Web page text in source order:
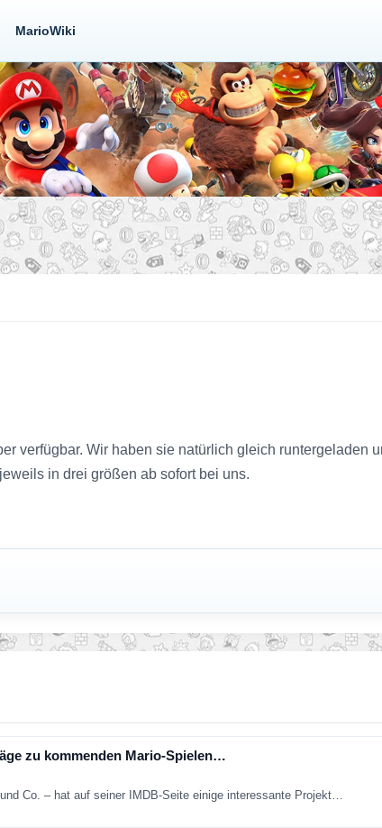
MarioWiki
verfügbar. Wir haben sie natürlich gleich runtergeladen
in drei größen ab sofort bei uns.
zu kommenden Mario-Spielen…
Co. – hat auf seiner IMDB-Seite einige interessante Projekt…